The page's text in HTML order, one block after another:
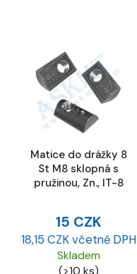
Matice do drážky 8
St M8 sklopná s
pružinou, Zn., IT-8
15 CZK
18,15 CZK včetně DPH
Skladem